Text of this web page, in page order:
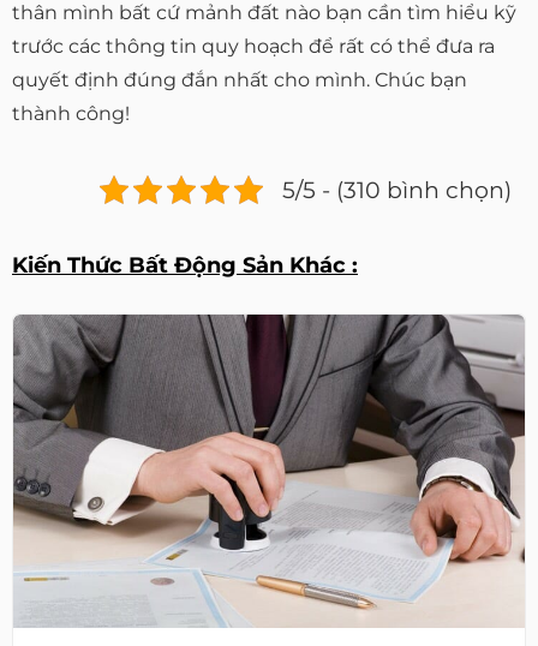
thân mình bất cứ mảnh đất nào bạn cần tìm hiểu kỹ
trước các thông tin quy hoạch để rất có thể đưa ra
quyết định đúng đắn nhất cho mình. Chúc bạn
thành công!
5/5 - (310 bình chọn)
Kiến Thức Bất Động Sản Khác :